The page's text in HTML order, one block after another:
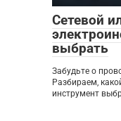
Сетевой
выбрать
Забудьте о
Разбираем,
инструмент